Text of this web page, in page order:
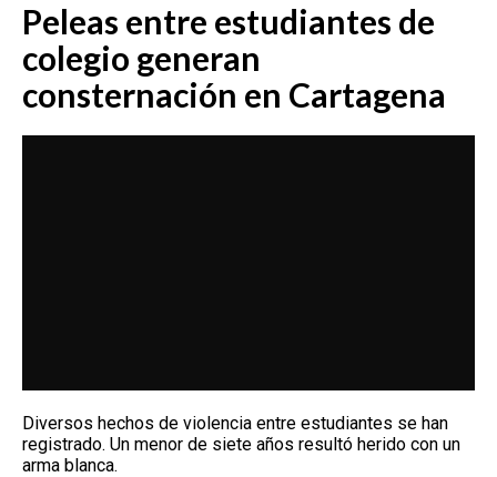
EMISIÓN 7:00 PM
Peleas entre estudiantes de
colegio generan
consternación en Cartagena
Diversos hechos de violencia entre estudiantes se han
registrado. Un menor de siete años resultó herido con un
arma blanca.